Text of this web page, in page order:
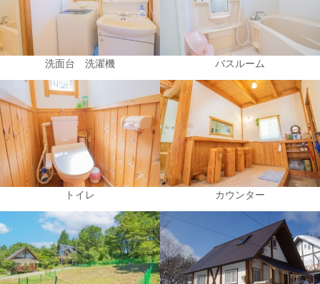
洗面台 洗濯機 バスルーム
トイレ カウンター